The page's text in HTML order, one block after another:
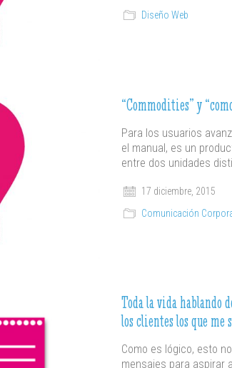
Diseño Web
“Commodities” y
Para los usuarios
el manual, es un
entre dos unidades
17 diciembre, 2015
Comunicación
Toda la vida hablando
los clientes los que me
Como es lógico, esto
mensajes para aspirar